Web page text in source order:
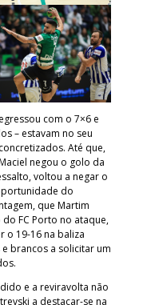
com o 7×6 e
– estavam no seu
Até que,
negou o golo da
voltou a negar o
do
que Martim
FC Porto no ataque,
o 19-16 na baliza
brancos a solicitar um
e a reviravolta não
a destacar-se na